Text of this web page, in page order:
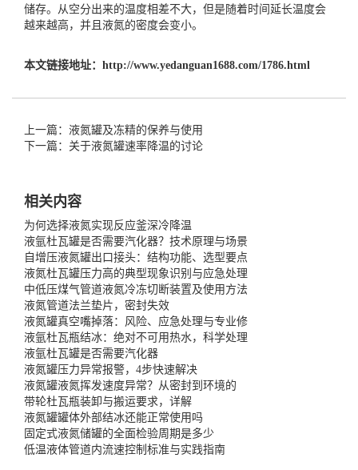
储存。从空分出来的温度相差不大，但是随着时间延长温度会
越来越高，并且液氮的密度会变小。
本文链接地址： http://www.yedanguan1688.com/1786.html
上一篇：液氮罐及冻精的保养与使用
下一篇：关于液氮罐速率降温的讨论
相关内容
为何选择液氮实现反应釜深冷降温
液氩杜瓦罐是否需要汽化器？技术原理与场景
自增压液氮罐出口接头：结构功能、选型要点
液氮杜瓦罐压力高的典型现象识别与应急处理
中低压煤气管道液氮冷冻切断装置及使用方法
液氮管道法兰垫片，密封失效
液氮罐真空嘴掉落：风险、应急处理与专业修
液氩杜瓦瓶结冰：绝对不可用热水，科学处理
液氩杜瓦罐是否需要汽化器
液氮罐压力异常报警，4步快速解决
液氮罐液氮挥发速度异常？从密封到环境的
带轮杜瓦瓶装卸与搬运要求，详解
液氮罐罐体外部结冰还能正常使用吗
固定式液氮储罐的全面检验周期是多少
低温液体管道内流速控制标准与实践指南